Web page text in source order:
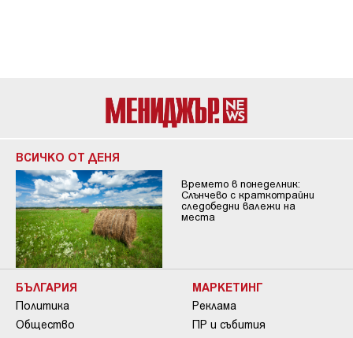
ВСИЧКО ОТ ДЕНЯ
Времето в понеделник:
Слънчево с краткотрайни
следобедни валежи на
места
БЪЛГАРИЯ
Политика
Общество
МАРКЕТИНГ
Реклама
ПР и събития